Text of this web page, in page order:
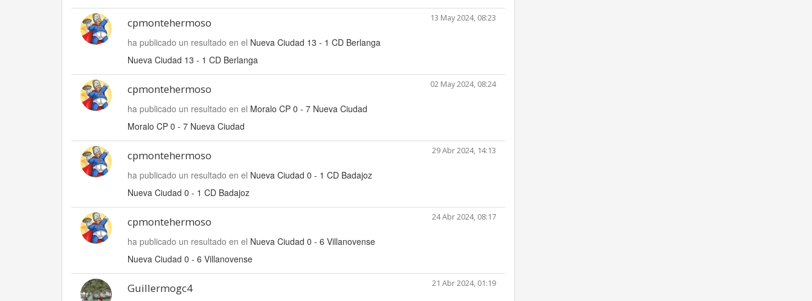
cpmontehermoso 13 May 2024, 08:23
ha publicado un resultado en el Nueva Ciudad 13 - 1 CD Berlanga
Nueva Ciudad 13 - 1 CD Berlanga
cpmontehermoso 02 May 2024, 08:24
ha publicado un resultado en el Moralo CP 0 - 7 Nueva Ciudad
Moralo CP 0 - 7 Nueva Ciudad
cpmontehermoso 29 Abr 2024, 14:13
ha publicado un resultado en el Nueva Ciudad 0 - 1 CD Badajoz
Nueva Ciudad 0 - 1 CD Badajoz
cpmontehermoso 24 Abr 2024, 08:17
ha publicado un resultado en el Nueva Ciudad 0 - 6 Villanovense
Nueva Ciudad 0 - 6 Villanovense
Guillermogc4 21 Abr 2024, 01:19